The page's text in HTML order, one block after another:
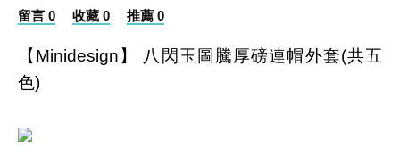
留言 0 收藏 0 推薦 0
【Minidesign】 八閃玉圖騰厚磅連帽外套(共五
色)